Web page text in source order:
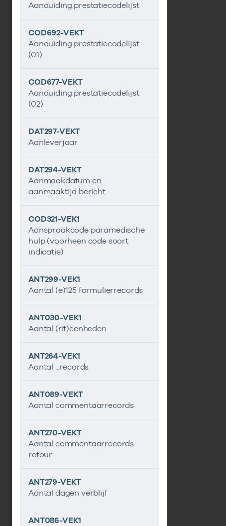
Aanduiding prestatiecodelijst
COD692-VEKT
Aanduiding prestatiecodelijst
(01)
COD677-VEKT
Aanduiding prestatiecodelijst
(02)
DAT297-VEKT
Aanleverjaar
DAT294-VEKT
Aanmaakdatum en
aanmaaktijd bericht
COD321-VEK1
Aanspraakcode paramedische
hulp (voorheen code soort
indicatie)
ANT299-VEK1
Aantal (e)125 formulierrecords
ANT030-VEK1
Aantal (rit)eenheden
ANT264-VEK1
Aantal ...records
ANT089-VEKT
Aantal commentaarrecords
ANT270-VEKT
Aantal commentaarrecords
retour
ANT279-VEKT
Aantal dagen verblijf
ANT086-VEK1